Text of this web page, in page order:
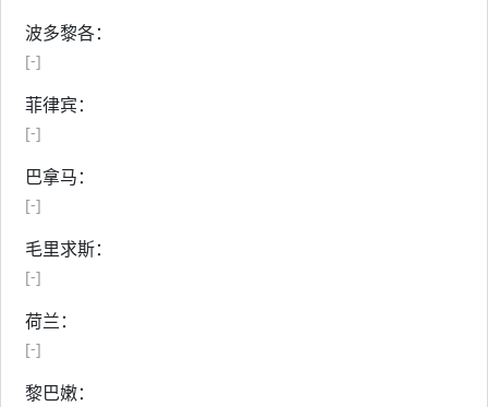
波多黎各：
[-]
菲律宾：
[-]
巴拿马：
[-]
毛里求斯：
[-]
荷兰：
[-]
黎巴嫩：